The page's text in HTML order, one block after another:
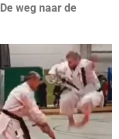
weg naar de